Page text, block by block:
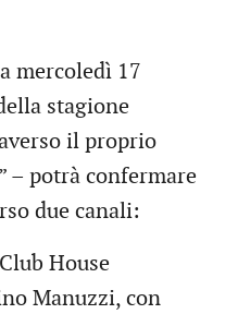
mercoledì 17
stagione
il proprio
– potrà confermare
due canali:
House
Manuzzi, con